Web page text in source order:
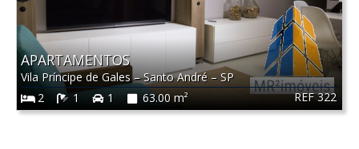
REF 322
APARTAMENTOS
Vila Príncipe de Gales–Santo André – SP
2
1 1 63.00 m²